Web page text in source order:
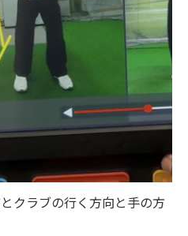
クラブの行く方向と手の方